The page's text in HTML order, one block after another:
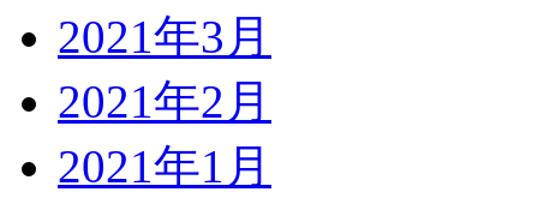
2021年3月
2021年2月
2021年1月